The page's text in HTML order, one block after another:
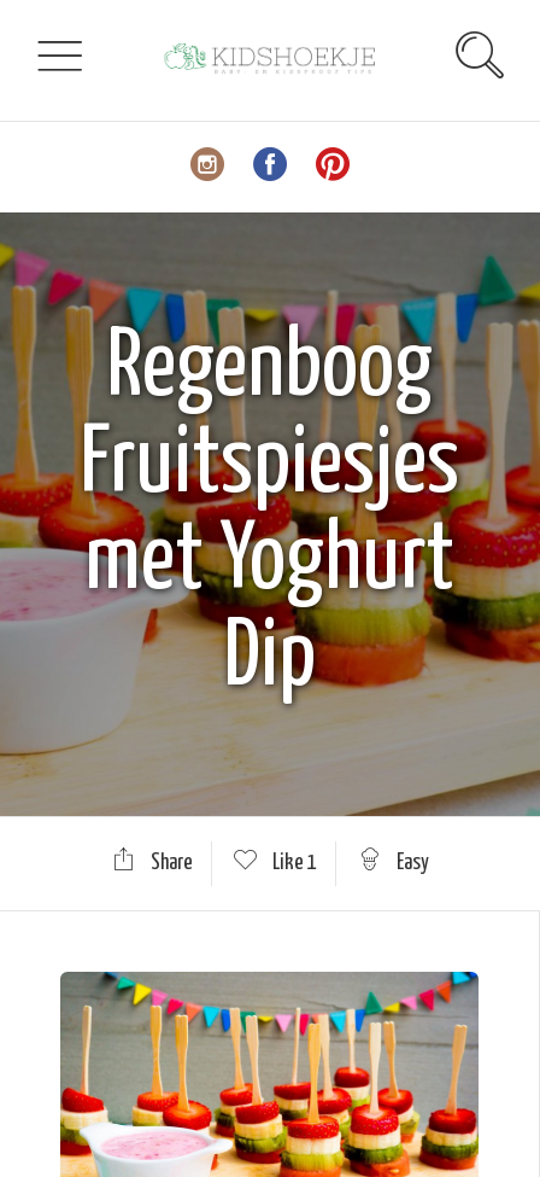
Regenboog
Fruitspiesjes
met Yoghurt
Dip
Share Like 1 Easy